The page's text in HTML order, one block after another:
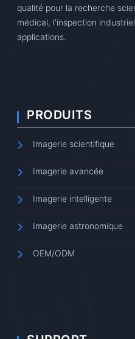
qualité pour la recherche
médical, l'inspection
applications.
PRODUITS
Imagerie scientifique
Imagerie avancée
Imagerie intelligente
Imagerie astronomique
OEM/ODM